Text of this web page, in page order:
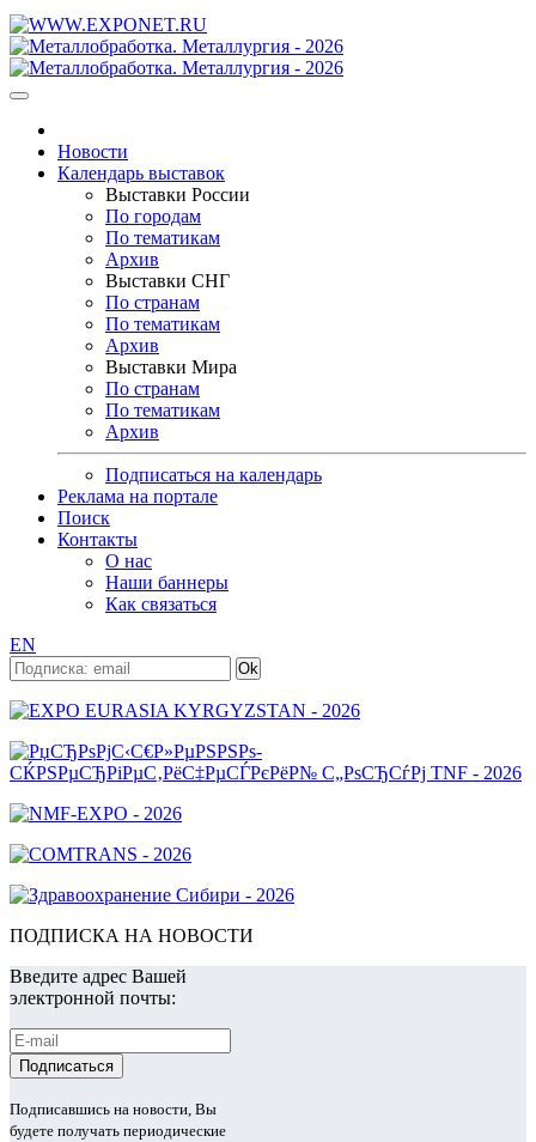
Новости
Календарь выставок
Выставки России
По городам
По тематикам
Архив
Выставки СНГ
По странам
По тематикам
Архив
Выставки Мира
По странам
По тематикам
Архив
Подписаться на календарь
Реклама на портале
Поиск
Контакты
О нас
Наши баннеры
Как связаться
EN
ПОДПИСКА НА НОВОСТИ
Введите адрес Вашей
электронной почты:
Подписавшись на новости, Вы
будете получать периодические